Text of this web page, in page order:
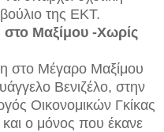
της ΕΚΤ.
Μαξίμου -Χωρίς
στο Μέγαρο Μαξίμου
Βενιζέλο, στην
Οικονομικών Γκίκας
ο μόνος που έκανε